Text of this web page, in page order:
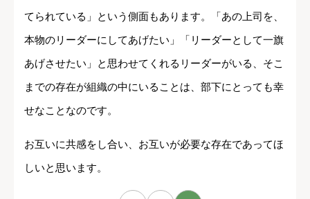
てられている」という側面もあります。「あの上司を、
本物のリーダーにしてあげたい」「リーダーとして一旗
あげさせたい」と思わせてくれるリーダーがいる、そこ
までの存在が組織の中にいることは、部下にとっても幸
せなことなのです。
お互いに共感をし合い、お互いが必要な存在であってほ
しいと思います。